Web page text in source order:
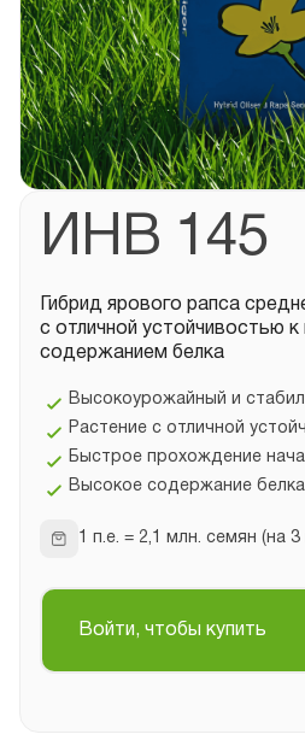
ИНВ 145
Гибрид ярового рапса
с отличной устойчивостью
содержанием белка
Высокоурожайный и
Растение с отличной
Быстрое прохождение
Высокое содержание белка
1 п.е. = 2,1 млн. семян (на 3
Войти, чтобы купить